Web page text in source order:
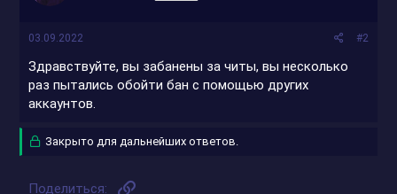
03.09.2022 #2
Здравствуйте, вы забанены за читы, вы несколько
раз пытались обойти бан с помощью других
аккаунтов.
Закрыто для дальнейших ответов.
Поделиться: